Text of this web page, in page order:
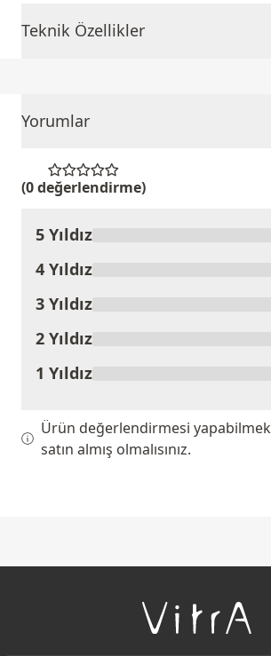
Teknik Özellikler
Yorumlar
(0 değerlendirme)
Ürünü Değerlendir
5 Yıldız
4 Yıldız
3 Yıldız
2 Yıldız
1 Yıldız
Ürün değerlendirmesi
satın almış olmalısınız.